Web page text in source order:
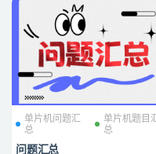
单片机问题汇
总
单片机题目汇
总
问题汇总